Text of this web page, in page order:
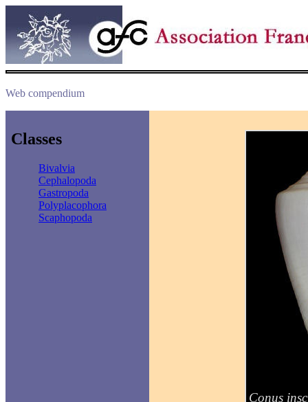
Web compendium
Classes
Bivalvia
Cephalopoda
Gastropoda
Polyplacophora
Scaphopoda
Conus